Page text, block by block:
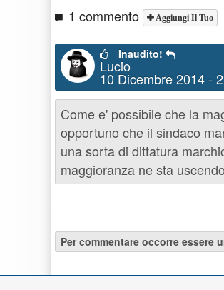
1 commento Aggiungi Il Tuo
Inaudito!
Lucio
10 Dicembre 2014 -
Come e' possibile che la
opportuno che il sindaco
una sorta di dittatura
maggioranza ne sta
Per commentare occorre essere